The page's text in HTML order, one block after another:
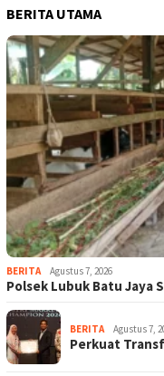
BERITA UTAMA
BERITA Agustus 7, 2026
Polsek Lubuk Batu Jaya
BERITA Agustus 7,
Perkuat